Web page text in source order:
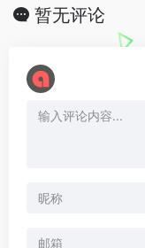
暂无评论